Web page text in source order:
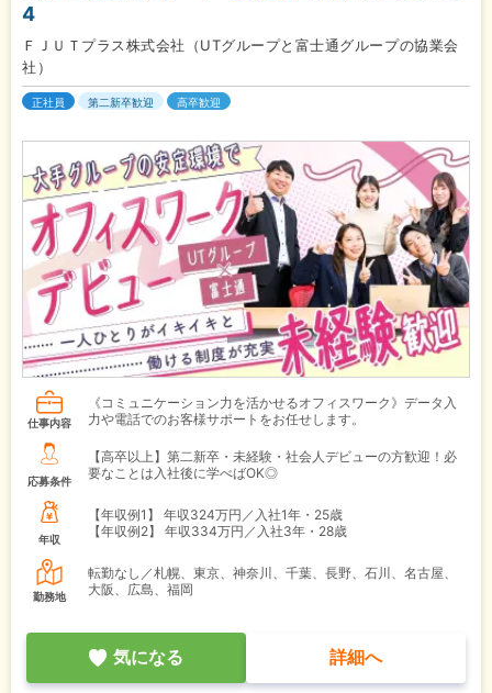
4
ＦＪＵＴプラス株式会社（UTグループと富士通グループの協業会
社）
正社員 第二新卒歓迎 高卒歓迎
仕事内容
《コミュニケーション力を活かせるオフィスワーク》データ入
力や電話でのお客様サポートをお任せします。
応募条件
【高卒以上】第二新卒・未経験・社会人デビューの方歓迎！必
要なことは入社後に学べばOK◎
年収
【年収例1】
年収324万円／入社1年・25歳
【年収例2】
年収334万円／入社3年・28歳
勤務地
転勤なし／札幌、東京、神奈川、千葉、長野、石川、名古屋、
大阪、広島、福岡
気になる 詳細へ